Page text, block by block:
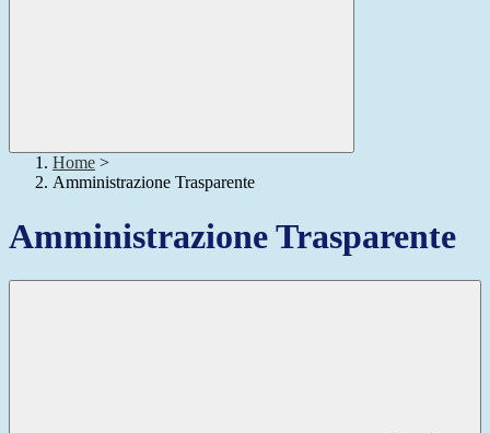
Home >
Amministrazione Trasparente
Amministrazione Trasparente